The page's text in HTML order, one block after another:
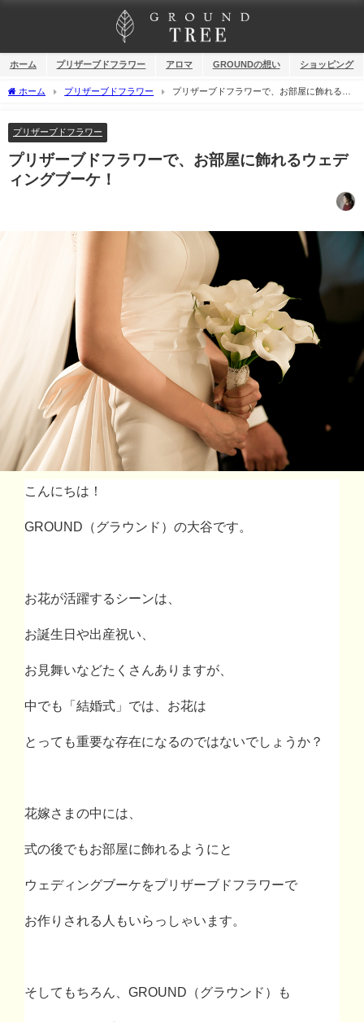
ホーム プリザーブドフラワー アロマ GROUNDの想い ショッピング
ホーム プリザーブドフラワー
プリザーブドフラワーで、お部屋に飾れるウ
プリザーブドフラワー
プリザーブドフラワーで、お部屋に飾れるウェデ
ィングブーケ！
こんにちは！
GROUND （グラウンド）の大谷です。
お花が活躍するシーンは、
お誕生日や出産祝い、
お見舞いなどたくさんありますが、
中でも「結婚式」では、お花は
とっても重要な存在になるのではないでしょうか？
花嫁さまの中には、
式の後でもお部屋に飾れるようにと
ウェディングブーケをプリザーブドフラワーで
お作りされる人もいらっしゃいます。
そしてもちろん、 GROUND （グラウンド）も